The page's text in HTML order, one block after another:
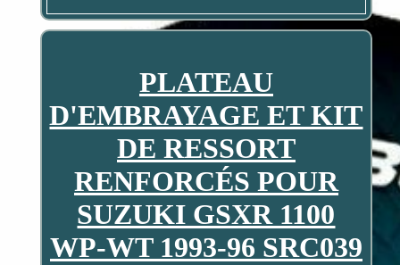
PLATEAU
D'EMBRAYAGE ET KIT
DE RESSORT
RENFORCÉS POUR
SUZUKI GSXR 1100
WP-WT 1993-96 SRC039